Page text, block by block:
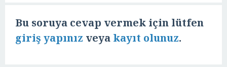
Bu soruya cevap vermek için lütfen
giriş yapınız veya kayıt olunuz.